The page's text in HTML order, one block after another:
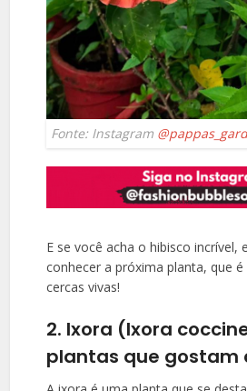
Fonte: Instagram
E se você acha o hibisco incrível,
conhecer a próxima planta, que
cercas vivas!
2. Ixora (Ixora
plantas que gostam